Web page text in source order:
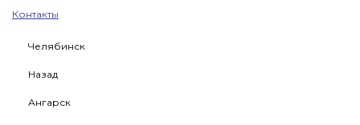
Контакты
Челябинск
Назад
Ангарск